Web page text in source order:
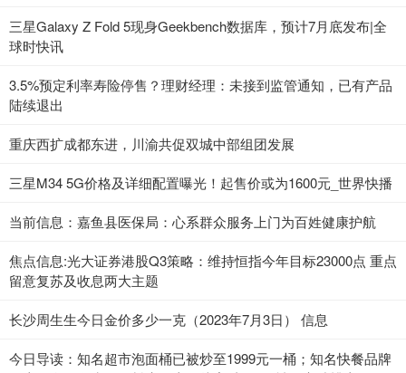
三星Galaxy Z Fold 5现身Geekbench数据库，预计7月底发布|全
球时快讯
3.5%预定利率寿险停售？理财经理：未接到监管通知，已有产品
陆续退出
重庆西扩成都东进，川渝共促双城中部组团发展
三星M34 5G价格及详细配置曝光！起售价或为1600元_世界快播
当前信息：嘉鱼县医保局：心系群众服务上门为百姓健康护航
焦点信息:光大证券港股Q3策略：维持恒指今年目标23000点 重点
留意复苏及收息两大主题
长沙周生生今日金价多少一克（2023年7月3日） 信息
今日导读：知名超市泡面桶已被炒至1999元一桶；知名快餐品牌